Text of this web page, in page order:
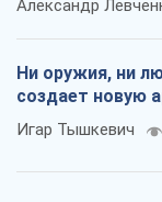
Александр
Ни оружия, ни
создает новую
Игар Тышкевич